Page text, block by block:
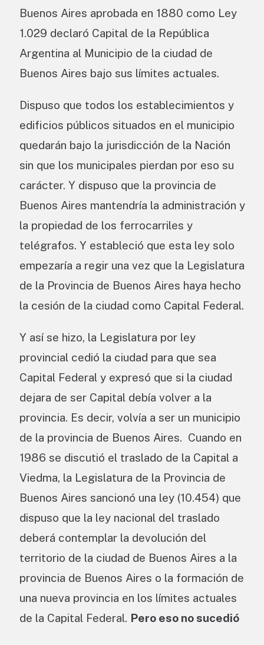
Buenos Aires aprobada en 1880 como Ley
1.029 declaró Capital de la República
Argentina al Municipio de la ciudad de
Buenos Aires bajo sus límites actuales.
Dispuso que todos los establecimientos y
edificios públicos situados en el municipio
quedarán bajo la jurisdicción de la Nación
sin que los municipales pierdan por eso su
carácter. Y dispuso que la provincia de
Buenos Aires mantendría la administración y
la propiedad de los ferrocarriles y
telégrafos. Y estableció que esta ley solo
empezaría a regir una vez que la Legislatura
de la Provincia de Buenos Aires haya hecho
la cesión de la ciudad como Capital Federal.
Y así se hizo, la Legislatura por ley
provincial cedió la ciudad para que sea
Capital Federal y expresó que si la ciudad
dejara de ser Capital debía volver a la
provincia. Es decir, volvía a ser un municipio
de la provincia de Buenos Aires. Cuando en
1986 se discutió el traslado de la Capital a
Viedma, la Legislatura de la Provincia de
Buenos Aires sancionó una ley (10.454) que
dispuso que la ley nacional del traslado
deberá contemplar la devolución del
territorio de la ciudad de Buenos Aires a la
provincia de Buenos Aires o la formación de
una nueva provincia en los límites actuales
de la Capital Federal. Pero eso no sucedió